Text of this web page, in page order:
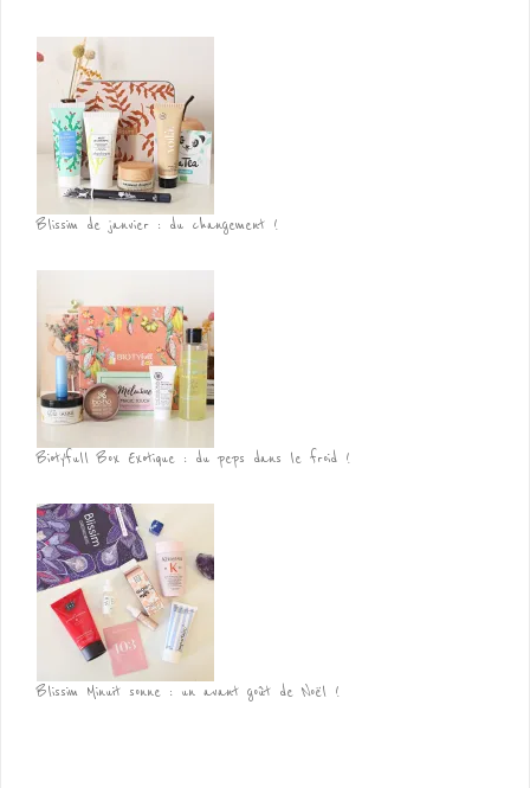
Blissim de janvier : du changement !
Biotyfull Box Exotique : du peps dans le froid !
Blissim Minuit sonne : un avant goût de Noël !